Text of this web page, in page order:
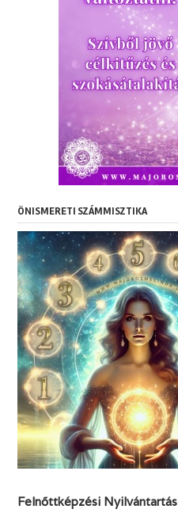
ÖNISMERETI SZÁMMISZTIKA
Felnőttképzési